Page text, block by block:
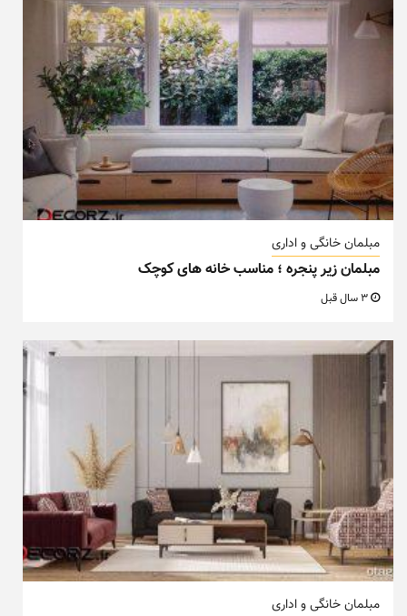
مبلمان خانگی و اداری
مبلمان زیر پنجره ؛ مناسب خانه های کوچک
مبلمان خانگی و اداری